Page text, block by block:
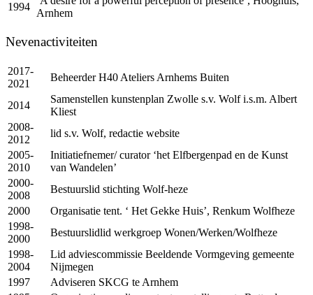
1994
Arnhem
Nevenactiviteiten
2017-
2021
Beheerder H40 Ateliers Arnhems Buiten
2014
Samenstellen kunstenplan Zwolle s.v. Wolf i.s.m. Albert
Kliest
2008-
2012
lid s.v. Wolf, redactie website
2005-
2010
Initiatiefnemer/ curator ‘het Elfbergenpad en de Kunst
van Wandelen’
2000-
2008
Bestuurslid stichting Wolf-heze
2000
Organisatie tent. ‘ Het Gekke Huis’, Renkum Wolfheze
1998-
2000
Bestuurslidlid werkgroep Wonen/Werken/Wolfheze
1998-
2004
Lid adviescommissie Beeldende Vormgeving gemeente
Nijmegen
1997
Adviseren SKCG te Arnhem